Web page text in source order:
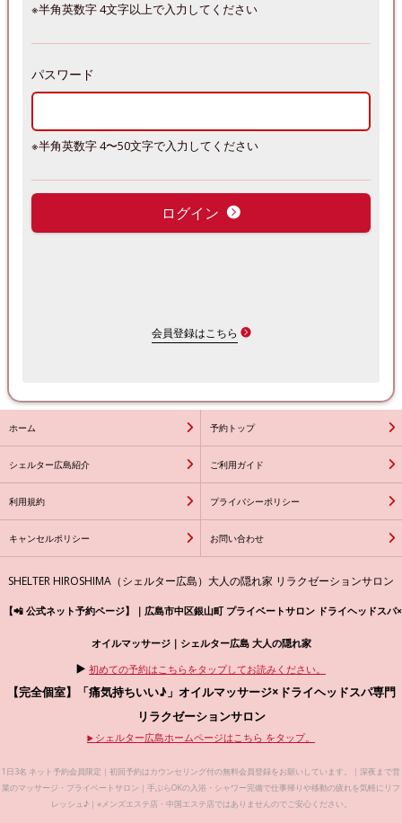
※半角英数字 4文字以上で入力してください
パスワード
※半角英数字 4〜50文字で入力してください
ログイン
会員登録はこちら
ホーム 予約トップ
シェルター広島紹介 ご利用ガイド
利用規約 プライバシーポリシー
キャンセルポリシー お問い合わせ
SHELTER HIROSHIMA（シェルター広島）大人の隠れ家 リラクゼーションサロン
【📲 公式ネット予約ページ】｜広島市中区銀山町 プライベートサロン ドライヘッドスパ×
オイルマッサージ｜シェルター広島 大人の隠れ家
▶️ 初めての予約はこちらをタップしてお読みください。
【完全個室】「痛気持ちいい♪」オイルマッサージ×ドライヘッドスパ専門
リラクゼーションサロン
▶️ シェルター広島ホームページはこちら をタップ。
1日3名 ネット予約会員限定｜初回予約はカウンセリング付の無料会員登録をお願いしています。｜深夜まで営
業のマッサージ・プライベートサロン｜手ぶらOKの入浴・シャワー完備で仕事帰りや移動の疲れを気軽にリフ
レッシュ♪｜※メンズエステ店・中国エステ店ではありませんのでご安心ください。